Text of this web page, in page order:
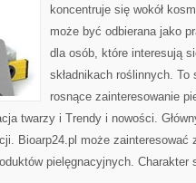
koncentruje się wokół
może być odbierana jako
dla osób, które interesują
składnikach roślinnych.
rosnące zainteresowanie
twarzy i Trendy i nowości.
Bioarp24.pl może zainteresować
pielęgnacyjnych.